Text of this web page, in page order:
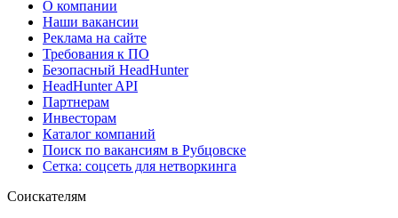
О компании
Наши вакансии
Реклама на сайте
Требования к ПО
Безопасный HeadHunter
HeadHunter API
Партнерам
Инвесторам
Каталог компаний
Поиск по вакансиям в Рубцовске
Сетка: соцсеть для нетворкинга
Соискателям